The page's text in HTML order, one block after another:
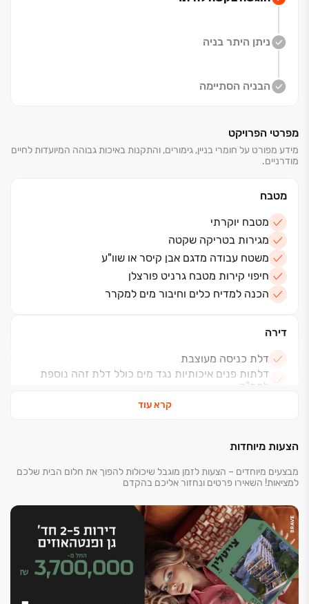
מטבח מפואר ומרפסות שמש
והכל בגימור ברמה הגבוהה ביותר.
את התמונה יחד עם חיבור
ופנטהאוזים ‏5 ו‏-6 חד'
*כפוף לתנאי החברה
ניתן היתר בניה
הבניה הסתיימה
מפרטי הפרויקט
מידע מפורט על חומרי בניין, גימורים, והתקנות באיכות גבוהה המיועדות לחיים
מודרניים.
מטבח
מטבח יוקרתי
מגירות בטריקה שקטה
משטח עבודה מדגם אבן קיסר או שוו"ע
חיפוי קירות מטבח גרניט פורצלן
הכנה למדיח כלים וחיבור מים למקרר
דירה
דלת כניסה מעוצבת
דלתות פנים איכותיות נגד מים כולל דלת זהה נוספת
לממ"ד
ברז "דלי" במרפסת שמש
בניין בוטיק בן 7 קומות
חיפוי חוץ, טיח ושיפוץ בשילוב בטון חשוף מקומי בעיצוב
אדריכל
לובי ראשי מרווח בעיצוב יוקרתי ומודרני מתוכנן ע"י
מעצב פ
מערכת מצלמות במעגל סגור
קרא עוד
הצעות מיוחדות
מבצעים מיוחדים – הצעות לזמן מוגבל שיכולות להפוך את חלום הבית שלכם
למציאות! השאירו פרטים ונחזור אליכם בהקדם